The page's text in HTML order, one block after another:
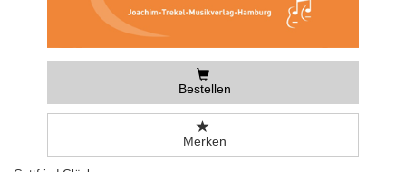
Bestellen
Merken